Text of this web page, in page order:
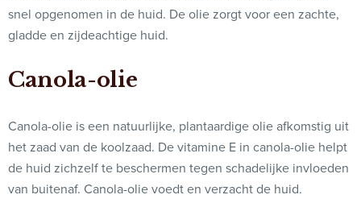
snel opgenomen in de huid. De olie zorgt voor een zachte,
gladde en zijdeachtige huid.
Canola-olie
Canola-olie is een natuurlijke, plantaardige olie afkomstig uit
het zaad van de koolzaad. De vitamine E in canola-olie helpt
de huid zichzelf te beschermen tegen schadelijke invloeden
van buitenaf. Canola-olie voedt en verzacht de huid.